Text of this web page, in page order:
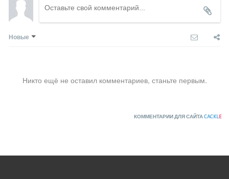
Новые
Никто ещё не оставил комментариев, станьте первым.
КОММЕНТАРИИ ДЛЯ САЙТАCACKLE